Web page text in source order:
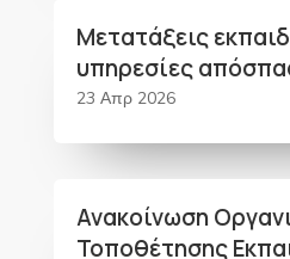
Μετατάξεις
υπηρεσίες
23 Απρ 2026
Ανακοίνωση
Τοποθέτησης